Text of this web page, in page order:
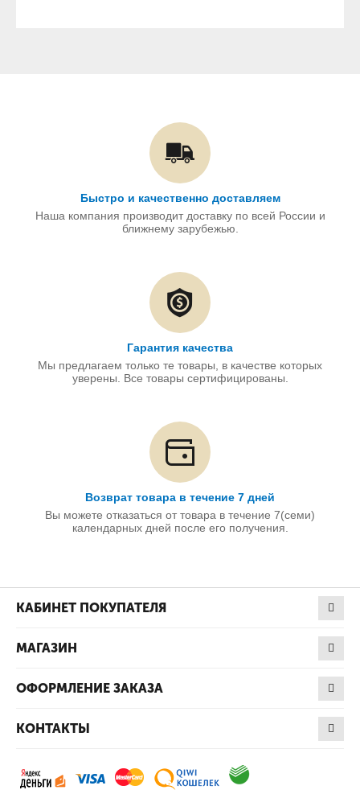
Быстро и качественно доставляем
Наша компания производит доставку по всей России и
ближнему зарубежью.
Гарантия качества
Мы предлагаем только те товары, в качестве которых
уверены. Все товары сертифицированы.
Возврат товара в течение 7 дней
Вы можете отказаться от товара в течение 7(семи)
календарных дней после его получения.
КАБИНЕТ ПОКУПАТЕЛЯ
МАГАЗИН
ОФОРМЛЕНИЕ ЗАКАЗА
КОНТАКТЫ